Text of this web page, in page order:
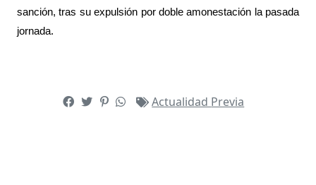
sanción, tras su expulsión por doble amonestación la pasada
jornada.
Actualidad Previa